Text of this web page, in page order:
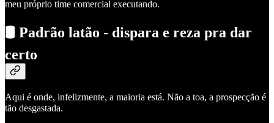
meu próprio time comercial executando.
🛢️ Padrão latão - dispara e reza pra dar
certo
Aqui é onde, infelizmente, a maioria está. Não a toa, a prospecção é
tão desgastada.